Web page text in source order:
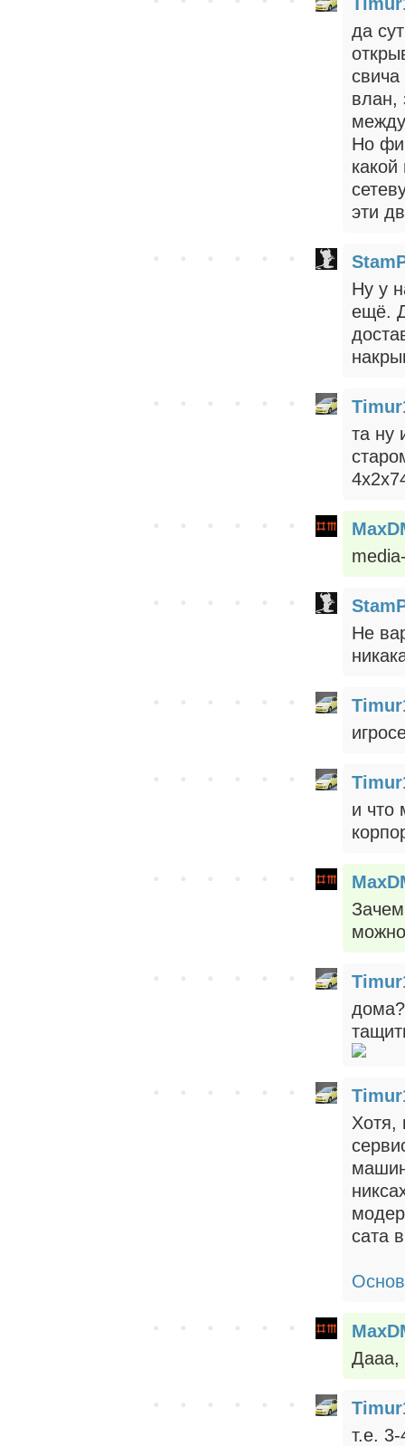
да
свича
влан,
Но
эти
Ну у
ещё.
та ну
Не
и что
Хотя,
сата
Дааа,
т.е.